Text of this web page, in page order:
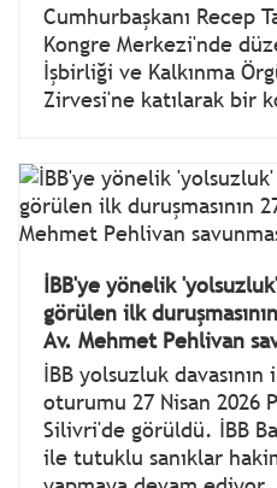
Cumhurbaşkanı Recep
Kongre Merkezi'nde
İşbirliği ve Kalkınma
Zirvesi'ne katılarak bir
İBB'ye yönelik
görülen ilk
Av. Mehmet Pehlivan
İBB yolsuzluk davasının
oturumu 27 Nisan 2026
Silivri'de görüldü. İBB
ile tutuklu sanıklar